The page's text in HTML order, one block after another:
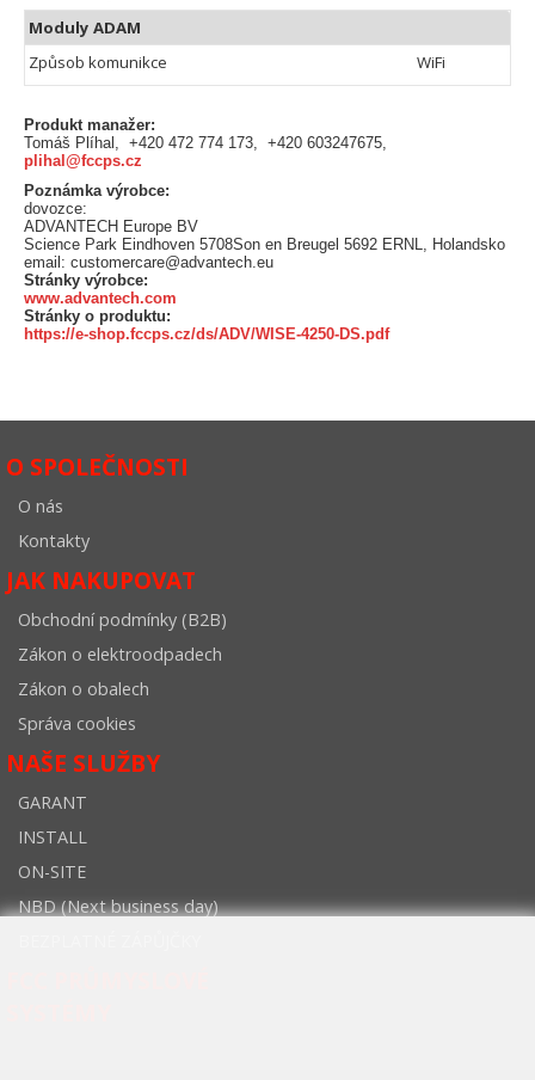
Moduly ADAM
Způsob komunikce
WiFi
Produkt manažer:
Tomáš Plíhal, +420 472 774 173, +420 603247675,
plihal@fccps.cz
Poznámka výrobce:
dovozce:
ADVANTECH Europe BV
Science Park Eindhoven 5708Son en Breugel 5692 ERNL, Holandsko
email: customercare@advantech.eu
Stránky výrobce:
www.advantech.com
Stránky o produktu:
https://e-shop.fccps.cz/ds/ADV/WISE-4250-DS.pdf
O SPOLEČNOSTI
O nás
Kontakty
JAK NAKUPOVAT
Obchodní podmínky (B2B)
Zákon o elektroodpadech
Zákon o obalech
Správa cookies
NAŠE SLUŽBY
GARANT
INSTALL
ON-SITE
NBD (Next business day)